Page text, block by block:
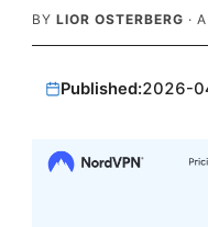
BY LIOR OSTERBERG ·
Published:2026-